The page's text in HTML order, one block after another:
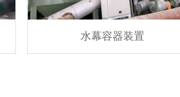
水幕容器装置